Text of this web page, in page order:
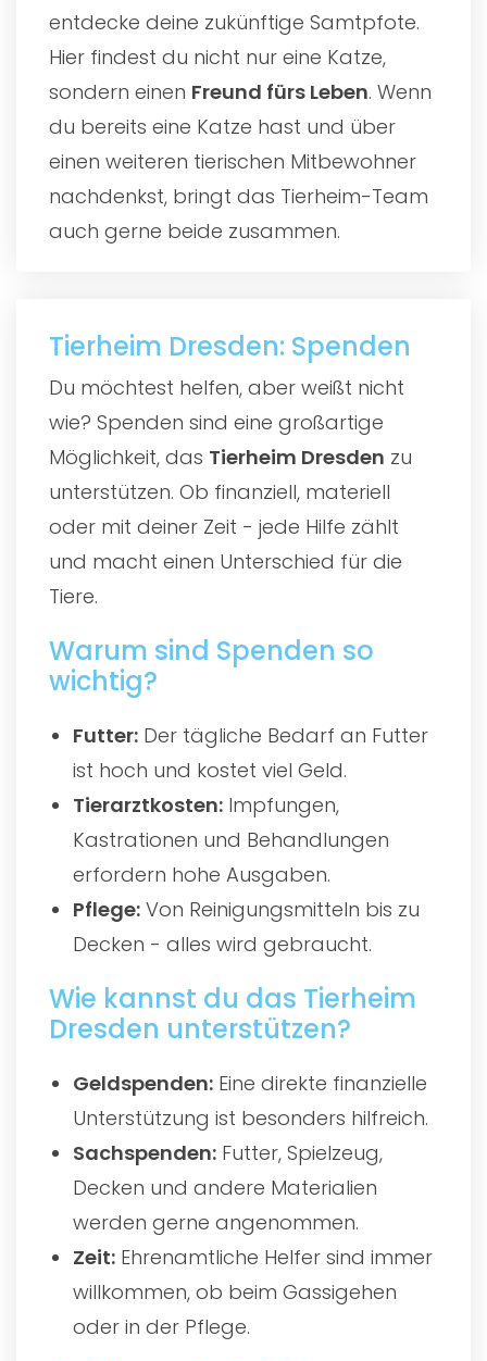
entdecke deine zukünftige Samtpfote.
Hier findest du nicht nur eine Katze,
sondern einen Freund fürs Leben. Wenn
du bereits eine Katze hast und über
einen weiteren tierischen Mitbewohner
nachdenkst, bringt das Tierheim-Team
auch gerne beide zusammen.
Tierheim Dresden: Spenden
Du möchtest helfen, aber weißt nicht
wie? Spenden sind eine großartige
Möglichkeit, das Tierheim Dresden zu
unterstützen. Ob finanziell, materiell
oder mit deiner Zeit - jede Hilfe zählt
und macht einen Unterschied für die
Tiere.
Warum sind Spenden so
wichtig?
Futter: Der tägliche Bedarf an Futter
ist hoch und kostet viel Geld.
Tierarztkosten: Impfungen,
Kastrationen und Behandlungen
erfordern hohe Ausgaben.
Pflege: Von Reinigungsmitteln bis zu
Decken - alles wird gebraucht.
Wie kannst du das Tierheim
Dresden unterstützen?
Geldspenden: Eine direkte finanzielle
Unterstützung ist besonders hilfreich.
Sachspenden: Futter, Spielzeug,
Decken und andere Materialien
werden gerne angenommen.
Zeit: Ehrenamtliche Helfer sind immer
willkommen, ob beim Gassigehen
oder in der Pflege.